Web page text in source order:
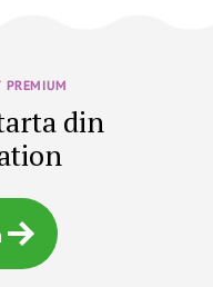
PREMIUM
din